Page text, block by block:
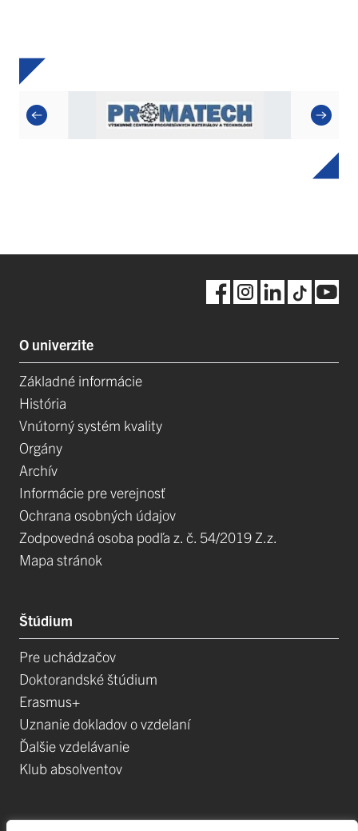
O univerzite
Základné informácie
História
Vnútorný systém kvality
Orgány
Archív
Informácie pre verejnosť
Ochrana osobných údajov
Zodpovedná osoba podľa z. č. 54/2019 Z.z.
Mapa stránok
Štúdium
Pre uchádzačov
Doktorandské štúdium
Erasmus+
Uznanie dokladov o vzdelaní
Ďalšie vzdelávanie
Klub absolventov